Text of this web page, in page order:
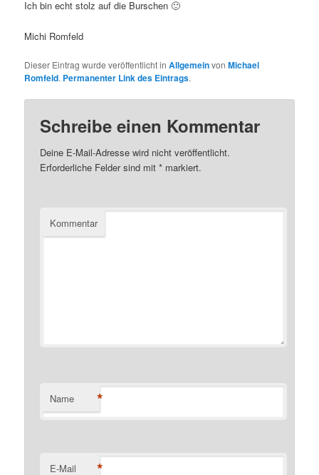
Ich bin echt stolz auf die Burschen 🙂
Michi Romfeld
Dieser Eintrag wurde veröffentlicht inAllgemeinvonMichael
Romfeld. Permanenter Link des Eintrags.
Schreibe einen Kommentar
Deine E-Mail-Adresse wird nicht veröffentlicht.
Erforderliche Felder sind mit* markiert.
Kommentar
Name *
E-Mail *